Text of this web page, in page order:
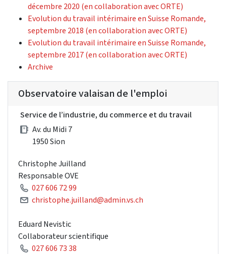
décembre 2020 (en collaboration avec ORTE)
Evolution du travail intérimaire en Suisse Romande,
septembre 2018 (en collaboration avec ORTE)
Evolution du travail intérimaire en Suisse Romande,
septembre 2017 (en collaboration avec ORTE)
Archive
Observatoire valaisan de l'emploi
Service de l’industrie, du commerce et du travail
Av. du Midi 7
1950 Sion
Christophe Juilland
Responsable OVE
027 606 72 99
christophe.juilland@admin.vs.ch
Eduard Nevistic
Collaborateur scientifique
027 606 73 38